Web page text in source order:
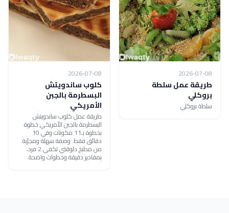
2026-07-08
طريقة عمل سلطة
بروكلي
سلطة بروكلي
2026-07-08
كلوب ساندويتش
البسطرمة بالجبن
الأمريكي
طريقة عمل كلوب ساندويتش
البسطرمة بالجبن الأمريكي خطوة
بخطوة بـ11 مكونات وفي 10
دقائق فقط. وصفة سهلة ومجرّبة
من مطبخ دلوقتي تكفي 2 فرد،
بمقادير دقيقة وخطوات واضحة.